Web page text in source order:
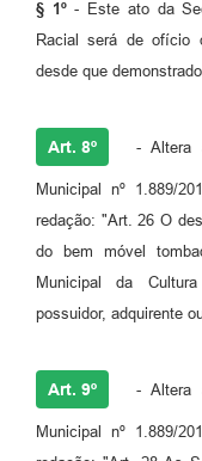
§ 1º- Este ato da
Racial será de ofício
desde que
Art. 8º - Altera
Municipal nº 1.889/
redação: "Art. 26 O
do bem móvel
Municipal da
possuidor, adquirente
Art. 9º - Altera
Municipal nº 1.889/